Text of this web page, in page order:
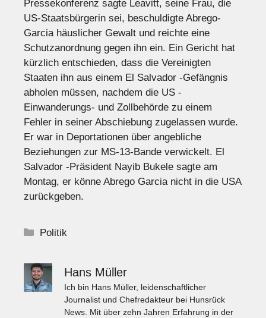
Pressekonferenz sagte Leavitt, seine Frau, die
US-Staatsbürgerin sei, beschuldigte Abrego-
Garcia häuslicher Gewalt und reichte eine
Schutzanordnung gegen ihn ein. Ein Gericht hat
kürzlich entschieden, dass die Vereinigten
Staaten ihn aus einem El Salvador -Gefängnis
abholen müssen, nachdem die US -
Einwanderungs- und Zollbehörde zu einem
Fehler in seiner Abschiebung zugelassen wurde.
Er war in Deportationen über angebliche
Beziehungen zur MS-13-Bande verwickelt. El
Salvador -Präsident Nayib Bukele sagte am
Montag, er könne Abrego Garcia nicht in die USA
zurückgeben.
Kategorien
Politik
Hans Müller
Ich bin Hans Müller, leidenschaftlicher
Journalist und Chefredakteur bei Hunsrück
News. Mit über zehn Jahren Erfahrung in der